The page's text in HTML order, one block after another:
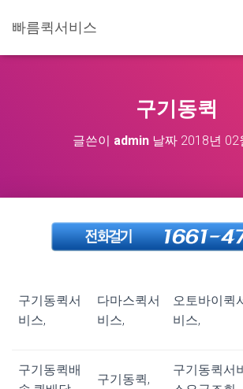
빠름퀵서비스
구기동퀵
글쓴이 admin날짜 2018년 02
구기동퀵서
비스,
다마스퀵서
비스,
오토바이퀵
비스,
구기동퀵배
구기동퀵,
구기동퀵서